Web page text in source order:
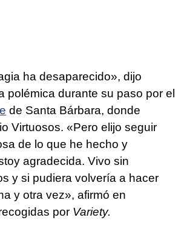
ha desaparecido», dijo
polémica durante su paso por el
de Santa Bárbara, donde
Virtuosos. «Pero elijo seguir
de lo que he hecho y
agradecida. Vivo sin
y si pudiera volvería a hacer
y otra vez», afirmó en
por Variety.